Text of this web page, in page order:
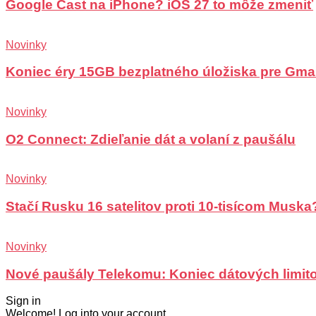
Google Cast na iPhone? iOS 27 to môže zmeniť
Novinky
Koniec éry 15GB bezplatného úložiska pre
Novinky
O2 Connect: Zdieľanie dát a volaní z paušálu
Novinky
Stačí Rusku 16 satelitov proti 10-tisícom
Novinky
Nové paušály Telekomu: Koniec dátových
Sign in